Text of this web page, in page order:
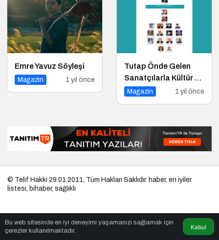
Emre Yavuz Söyleşi
Magazin 1 yıl önce
Tutap Önde Gelen
Sanatçılarla Kültür ve
Sanat Yolucluğuna
Magazin 1 yıl önce
Bu web sitesinde en iyi deneyimi yaşamanızı sağlamak için
çerezler kullanılmaktadır.
Kabul
© Telif Hakkı 29.01.2011, Tüm Hakları Saklıdır. haber, en iyiler
listesi, bihaber, sağlıklı